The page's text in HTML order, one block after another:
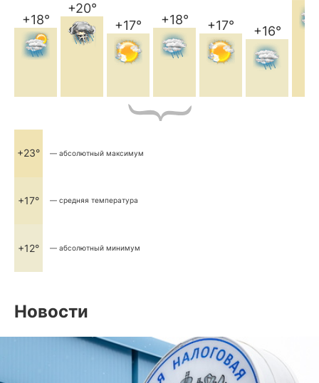
+18°
+20°
+17° +18° +17° +16°
+23° — абсолютный максимум
+17° — средняя температура
+12° — абсолютный минимум
Новости